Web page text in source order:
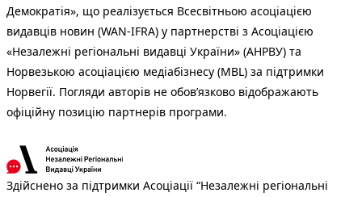
Демократія», що реалізується Всесвітньою асоціацією
видавців новин (WAN-IFRA) у партнерстві з Асоціацією
«Незалежні регіональні видавці України» (АНРВУ) та
Норвезькою асоціацією медіабізнесу (MBL) за підтримки
Норвегії. Погляди авторів не обов’язково відображають
офіційну позицію партнерів програми.
Здійснено за підтримки Асоціації “Незалежні регіональні